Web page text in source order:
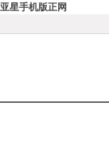
亚星手机版正网